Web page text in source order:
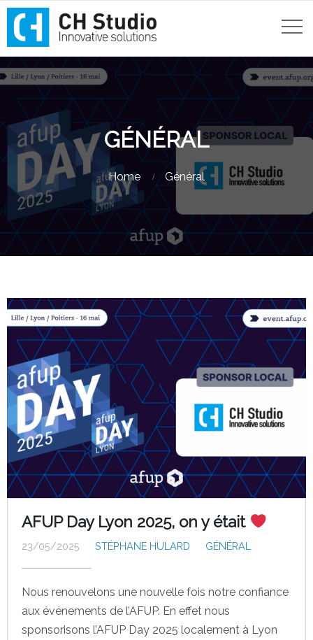
GÉNÉRAL
Home Général
AFUP Day Lyon 2025, on y était
23/05/2025 STÉPHANE HULARD GÉNÉRAL
Nous renouvelons une nouvelle fois notre confiance
aux événements de l’AFUP. En effet nous
sponsorisons l’AFUP Day 2025 localement à Lyon